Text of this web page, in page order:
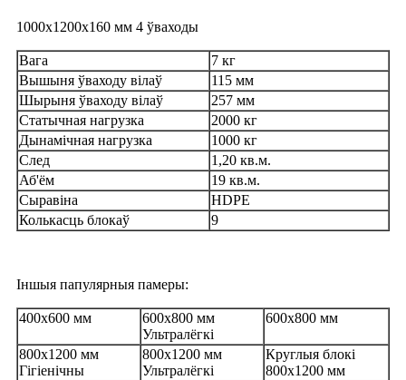
1000x1200x160 мм 4 ўваходы
Вага
7 кг
Вышыня ўваходу вілаў
115 мм
Шырыня ўваходу вілаў
257 мм
Статычная нагрузка
2000 кг
Дынамічная нагрузка
1000 кг
След
1,20 кв.м.
Аб'ём
19 кв.м.
Сыравіна
HDPE
Колькасць блокаў
9
Іншыя папулярныя памеры:
400x600 мм
600x800 мм
Ультралёгкі
600x800 мм
800x1200 мм
Гігіенічны
800x1200 мм
Ультралёгкі
Круглыя ​​блокі
800x1200 мм